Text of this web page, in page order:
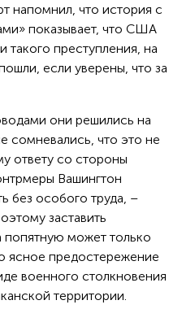
напомнил, что история с
показывает, что США
такого преступления, на
если уверены, что за
они решились на
сомневались, что это не
ответу со стороны
Вашингтон
без особого труда, –
заставить
попятную может только
ясное предостережение
военного столкновения
территории.